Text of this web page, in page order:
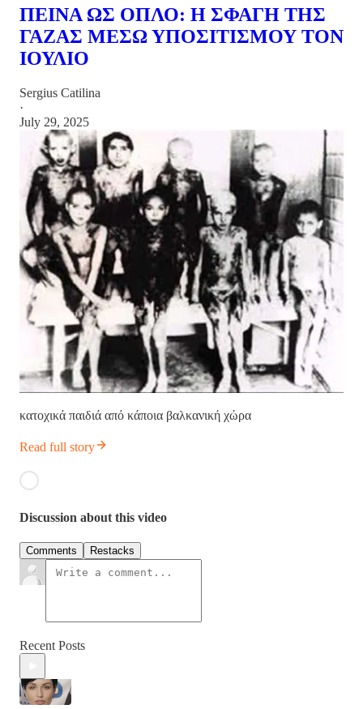
ΠΕΙΝΑ ΩΣ ΟΠΛΟ: Η ΣΦΑΓΗ ΤΗΣ
ΓΑΖΑΣ ΜΕΣΩ ΥΠΟΣΙΤΙΣΜΟΥ ΤΟΝ
ΙΟΥΛΙΟ
Sergius Catilina
·
July 29, 2025
κατοχικά παιδιά από κάποια βαλκανική χώρα
Read full story
Discussion about this video
Comments Restacks
Recent Posts